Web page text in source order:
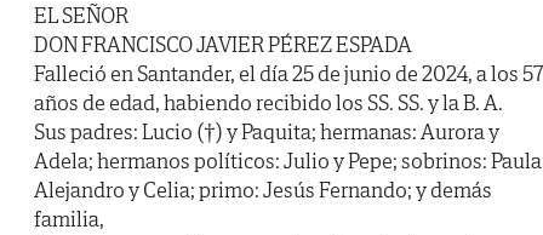
EL SEÑOR
DON FRANCISCO JAVIER PÉREZ ESPADA
Falleció en Santander, el día 25 de junio de 2024, a los 57
años de edad, habiendo recibido los SS. SS. y la B. A.
Sus padres: Lucio (†) y Paquita; hermanas: Aurora y
Adela; hermanos políticos: Julio y Pepe; sobrinos:
Alejandro y Celia; primo: Jesús Fernando; y demás
familia,